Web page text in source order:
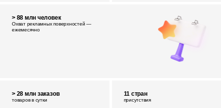
> 88 млн человек
Охват рекламных поверхностей —
ежемесячно
> 28 млн заказов
товаров в сутки
11 стран
присутствия